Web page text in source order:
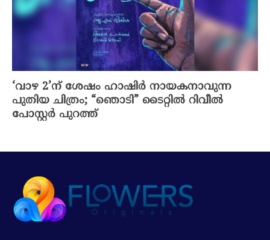
‘വാഴ 2’ന് ശേഷം ഹാഷിർ നായകനാവുന്ന
പുതിയ ചിത്രം; “ഞൊടി” ടൈറ്റിൽ റിവീൽ
പോസ്റ്റർ പുറത്ത്